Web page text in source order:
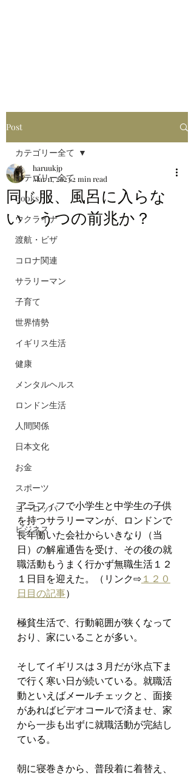
Post
カテゴリー全て
Books
ウクライナ
渡航・ビザ
コロナ関連
サラリーマン
子育て
世界情勢
イギリス生活
健康
メンタルヘルス
ロンドン生活
人間関係
日本文化
お金
スポーツ
ヨーロッパ
ビジネス
カテゴリー全て
同じ服、風呂に入らな
い うつの前兆か？
haruukjp
Mar 11, 20232 min read
アラフィフで小学生と中学生の子供
を持つサラリーマンが、ロンドンで
長年働いた会社からいきなり（当
日）の解雇通告を受け、その後の就
職活動もうまく行かず無職生活１２
１日目を迎えた。（リンク⇨１２０
日目の記事）
極貧生活で、行動範囲が狭くなって
おり、家にいることが多い。
そしてイギリスは３月だが氷点下ま
で行く寒い日が続いている。就職活
動といえばメールチェックと、面接
があればビデオコールで済ませ、家
から一歩も出ずに就職活動が完結し
ている。
朝に寝巻きから、普段着に着替え、